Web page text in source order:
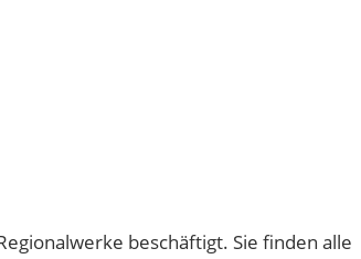
beschäftigt. Sie finden alle